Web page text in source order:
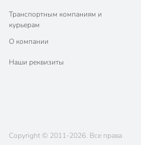
Транспортным компаниям и
курьерам
О компании
Наши реквизиты
Copyright © 2011-2026. Все права